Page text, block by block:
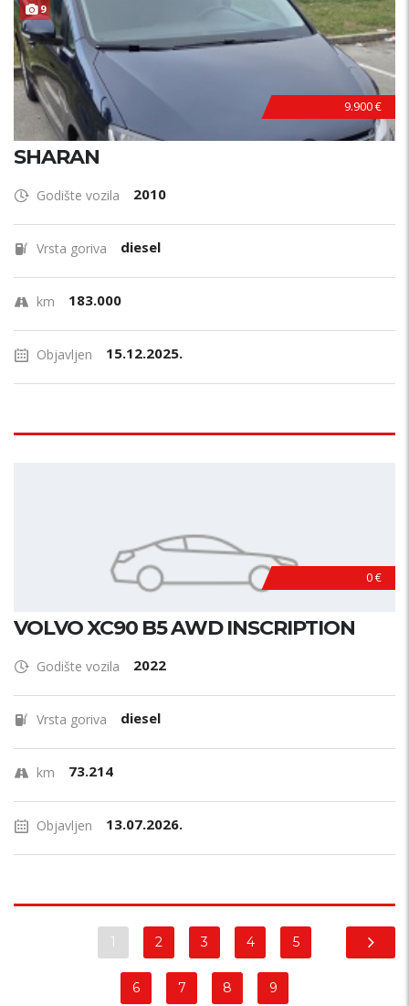
9
9.900 €
SHARAN
Godište vozila 2010
Vrsta goriva diesel
km 183.000
Objavljen 15.12.2025.
0 €
VOLVO XC90 B5 AWD INSCRIPTION
Godište vozila 2022
Vrsta goriva diesel
km 73.214
Objavljen 13.07.2026.
1 2 3 4 5
6 7 8 9